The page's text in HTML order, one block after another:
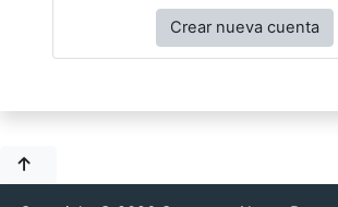
Crear nueva cuenta